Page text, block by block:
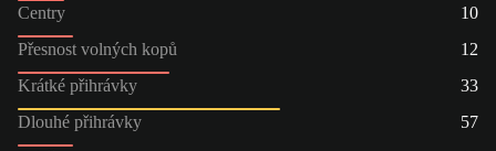
Centry
10
Přesnost volných kopů
12
Krátké přihrávky
33
Dlouhé přihrávky
57